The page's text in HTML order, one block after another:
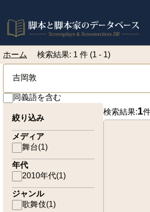
ホーム 検索結果: 1 件 (1 - 1)
同義語を含む
絞り込み
メディア
舞台(1)
年代
2010年代(1)
ジャンル
歌舞伎(1)
検索結果:1